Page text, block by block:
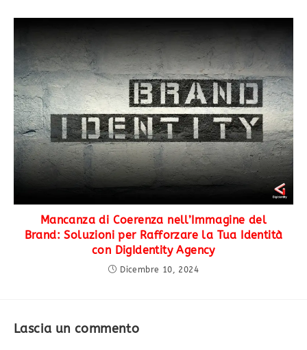
Mancanza di Coerenza nell’Immagine del
Brand: Soluzioni per Rafforzare la Tua Identità
con DigIdentity Agency
Dicembre 10, 2024
Lascia un commento